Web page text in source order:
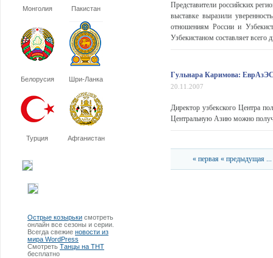
Монголия Пакистан
Белорусия Шри-Ланка
Турция Афганистан
Острые козырьки смотреть
онлайн все сезоны и серии.
Всегда свежие новости из
мира WordPress
Смотреть Танцы на ТНТ
бесплатно
Представители российских
выставке выразили
отношениям России и
Узбекистаном составляет всего
Гульнара Каримова:
20.11.2007
Директор узбекского Центра
Центральную Азию можно
« первая « предыдущая ...